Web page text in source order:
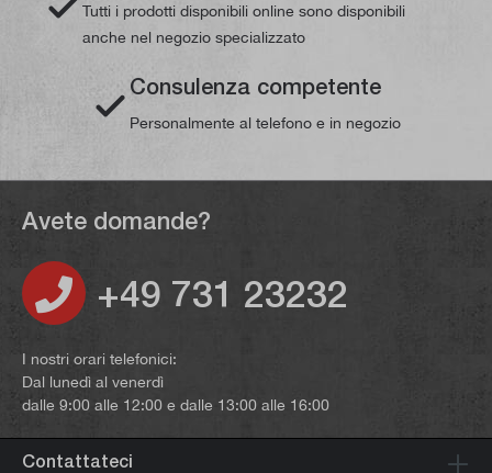
Tutti i prodotti disponibili online sono disponibili
anche nel negozio specializzato
Consulenza competente
Personalmente al telefono e in negozio
Avete domande?
+49 731 23232
I nostri orari telefonici:
Dal lunedì al venerdì
dalle 9:00 alle 12:00 e dalle 13:00 alle 16:00
Contattateci